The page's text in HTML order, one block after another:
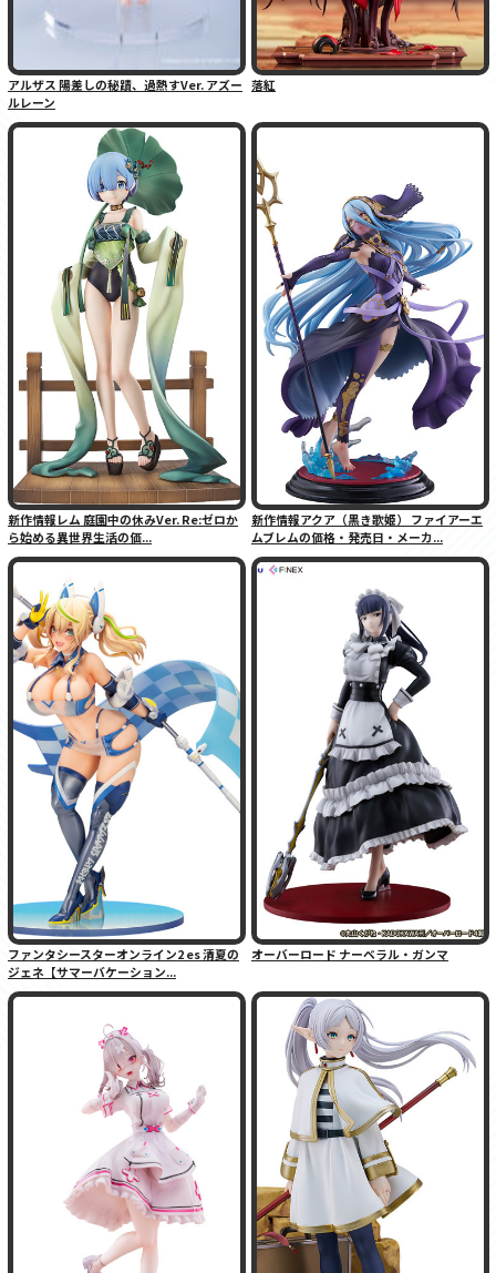
アルザス 陽差しの秘蹟、過熱すVer. アズー
ルレーン
落紅
新作情報レム 庭園中の休みVer. Re:ゼロか
ら始める異世界生活の価...
新作情報アクア（黒き歌姫） ファイアーエ
ムブレムの価格・発売日・メーカ...
ファンタシースターオンライン2 es 清夏の
ジェネ【サマーバケーション...
オーバーロード ナーベラル・ガンマ